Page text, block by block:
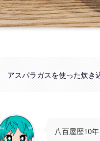
アスパラガスを使った炊き
八百屋歴10